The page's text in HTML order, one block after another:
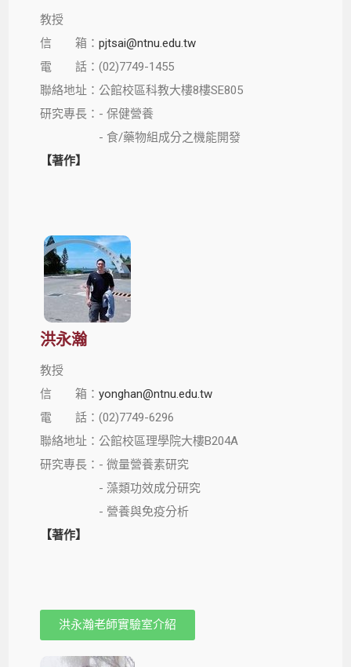
教授
信 箱：pjtsai@ntnu.edu.tw
電 話：(02)7749-1455
聯絡地址：公館校區科教大樓8樓SE805
研究專長：- 保健營養
- 食/藥物組成分之機能開發
【著作】
洪永瀚
教授
信 箱：yonghan@ntnu.edu.tw
電 話：(02)7749-6296
聯絡地址：公館校區理學院大樓B204A
研究專長：- 微量營養素研究
- 藻類功效成分研究
- 營養與免疫分析
【著作】
洪永瀚老師實驗室介紹